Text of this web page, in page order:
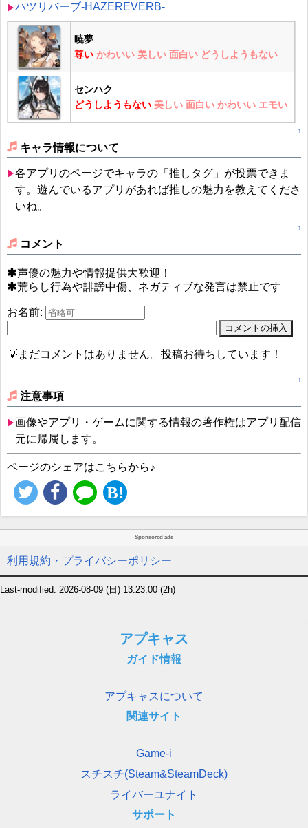
ハツリバーブ-HAZEREVERB-
暁夢
尊い かわいい 美しい 面白い どうしようもない
センハク
どうしようもない 美しい 面白い かわいい エモい
↑
キャラ情報について
各アプリのページでキャラの「推しタグ」が投票できま
す。遊んでいるアプリがあれば推しの魅力を教えてくださ
いね。
↑
コメント
声優の魅力や情報提供大歓迎！
荒らし行為や誹謗中傷、ネガティブな発言は禁止です
お名前:
💡まだコメントはありません。投稿お待ちしています！
↑
注意事項
画像やアプリ・ゲームに関する情報の著作権はアプリ配信
元に帰属します。
ページのシェアはこちらから♪
Sponsored ads
利用規約・プライバシーポリシー
Last-modified: 2026-08-09 (日) 13:23:00 (2h)
アプキャス
ガイド情報
アプキャスについて
関連サイト
Game-i
スチスチ(Steam&SteamDeck)
ライバーユナイト
サポート